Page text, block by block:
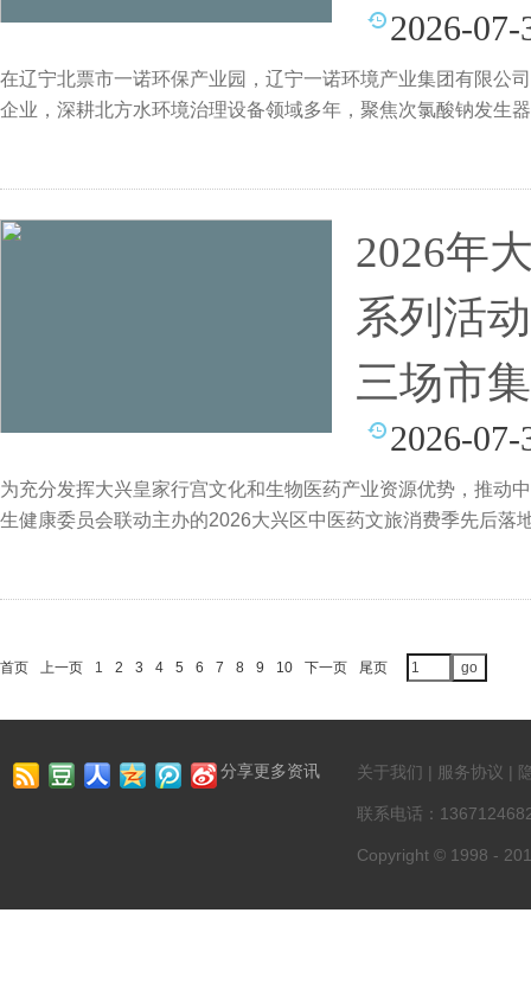
2026-07-
在辽宁北票市一诺环保产业园，辽宁一诺环境产业集团有限公
企业，深耕北方水环境治理设备领域多年，聚焦次氯酸钠发生
2026年
系列活
三场市
2026-07-
为充分发挥大兴皇家行宫文化和生物医药产业资源优势，推动
生健康委员会联动主办的2026大兴区中医药文旅消费季先后落
首页 上一页 1 2 3 4 5 6 7 8 9 10 下一页 尾页
分享更多资讯 关于我们 | 服务协议 |
联系电话：
Copyright © 1998 -